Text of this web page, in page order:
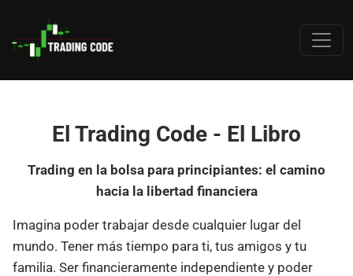
El Trading Code - El Libro
Trading en la bolsa para principiantes: el camino
hacia la libertad financiera
Imagina poder trabajar desde cualquier lugar del
mundo. Tener más tiempo para ti, tus amigos y tu
familia. Ser financieramente independiente y poder